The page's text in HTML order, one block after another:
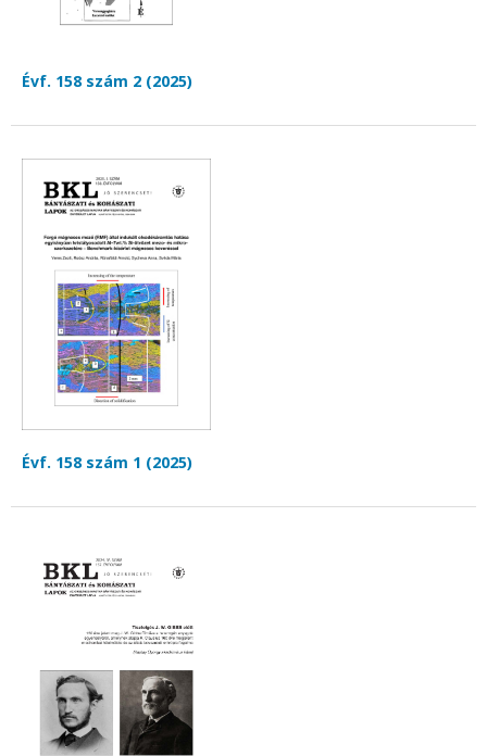
Évf. 158 szám 2 (2025)
Évf. 158 szám 1 (2025)